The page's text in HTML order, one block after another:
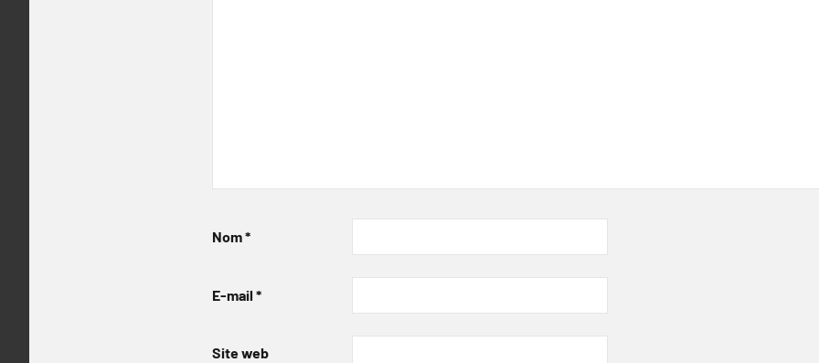
Nom*
E-mail *
Site web